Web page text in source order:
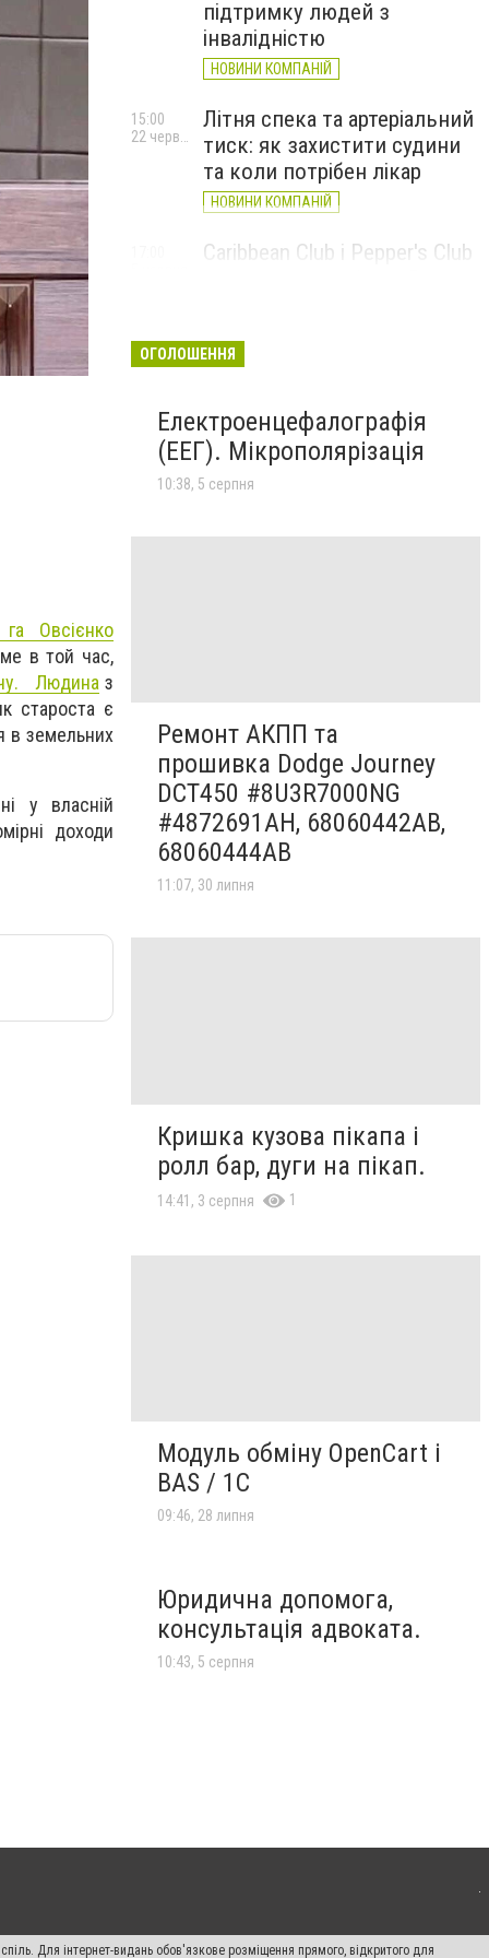
га Овсієнко
в той час,
Людина з
староста є
в земельних
у власній
доходи
підтримку людей з
інвалідністю
НОВИНИ КОМПАНІЙ
Літня спека та артеріальний
тиск: як захистити судини
та коли потрібен лікар
НОВИНИ КОМПАНІЙ
15:00
Caribbean Club і Pepper's Club
НОВИНИ КОМПАНІЙ
ОГОЛОШЕННЯ
Електроенцефалографія
(ЕЕГ). Мікрополярізація
10:38, 5 серпня
Ремонт АКПП та
прошивка Dodge Journey
DCT450 #8U3R7000NG
#4872691AH, 68060442AB,
68060444AB
11:07, 30 липня
Кришка кузова пікапа і
ролл бар, дуги на пікап.
14:41, 3 серпня 1
Модуль обміну OpenCart і
BAS / 1С
09:46, 28 липня
Юридична допомога,
консультація адвоката.
10:43, 5 серпня
Для інтернет-видань обов'язкове розміщення прямого, відкритого для